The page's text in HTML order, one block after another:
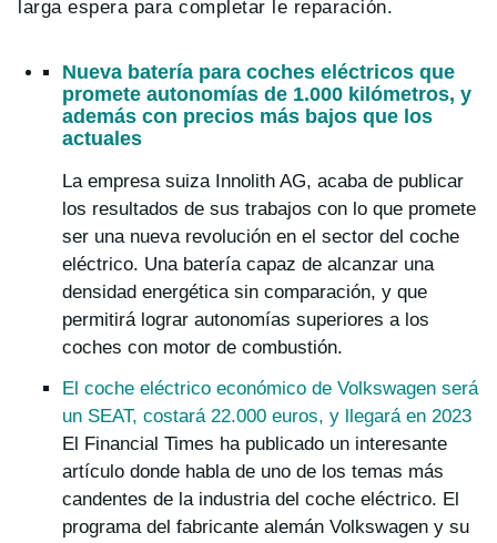
larga espera para completar le reparación.
Nueva batería para coches eléctricos que
promete autonomías de 1.000 kilómetros, y
además con precios más bajos que los
actuales
La empresa suiza Innolith AG, acaba de publicar
los resultados de sus trabajos con lo que promete
ser una nueva revolución en el sector del coche
eléctrico. Una batería capaz de alcanzar una
densidad energética sin comparación, y que
permitirá lograr autonomías superiores a los
coches con motor de combustión.
El coche eléctrico económico de Volkswagen será
un SEAT, costará 22.000 euros, y llegará en 2023
El Financial Times ha publicado un interesante
artículo donde habla de uno de los temas más
candentes de la industria del coche eléctrico. El
programa del fabricante alemán Volkswagen y su